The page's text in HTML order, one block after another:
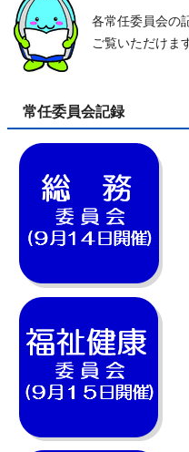
各常任委員会の
ご覧いただけま
常任委員会記録